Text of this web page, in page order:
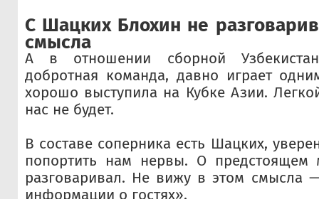
С Шацких Блохин не
смысла
А в отношении сборной
добротная команда, давно играет
хорошо выступила на Кубке Азии.
нас не будет.
В составе соперника есть Шацких,
попортить нам нервы. О
разговаривал. Не вижу в этом смысла
информации о гостях».